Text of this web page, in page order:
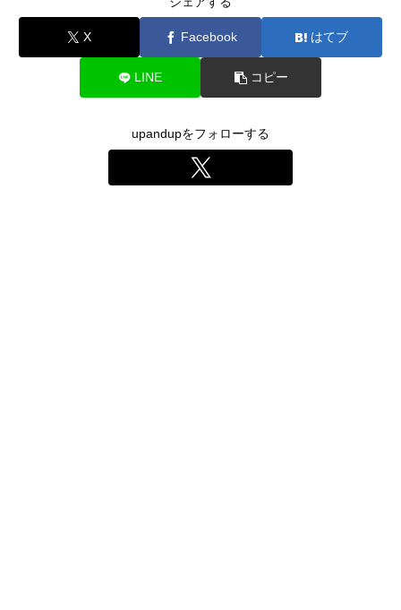
X Facebook はてブ
LINE コピー
upandupをフォローする